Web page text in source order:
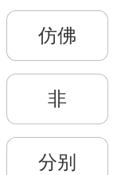
仿佛
非
分别